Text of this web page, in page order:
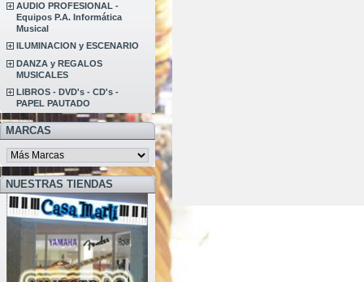
AUDIO PROFESIONAL -
Equipos P.A. Informática
Musical
ILUMINACION y ESCENARIO
DANZA y REGALOS
MUSICALES
LIBROS - DVD's - CD's -
PAPEL PAUTADO
MARCAS
NUESTRAS TIENDAS